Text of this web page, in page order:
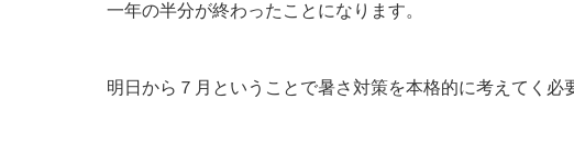
一年の半分が終わったことになります。
明日から７月ということで暑さ対策を本格的に考えてく必